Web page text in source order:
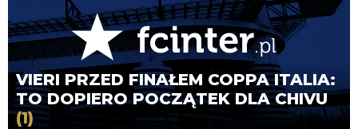
VIERI PRZED FINAŁEM COPPA ITALIA:
TO DOPIERO POCZĄTEK DLA CHIVU
(1)